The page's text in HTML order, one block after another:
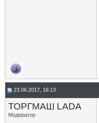
23.06.2017, 16:13
ТОРГМАШ LADA
Модератор